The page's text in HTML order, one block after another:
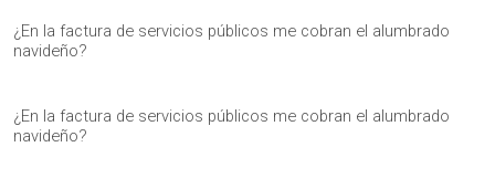
¿En la factura de servicios públicos me cobran el alumbrado
navideño?
¿En la factura de servicios públicos me cobran el alumbrado
navideño?